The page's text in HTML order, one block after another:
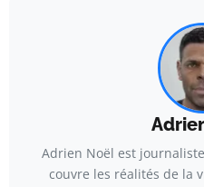
Adrien Noël est
couvre les réalités de la